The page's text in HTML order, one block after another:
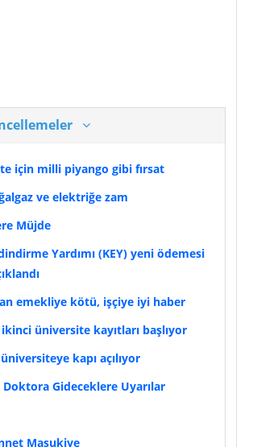
için milli piyango gibi fırsat
ve elektriğe zam
Müjde
Yardımı (KEY) yeni ödemesi
emekliye kötü, işçiye iyi haber
ikinci üniversite kayıtları başlıyor
kapı açılıyor
Doktora Gideceklere Uyarılar
Maşukiye